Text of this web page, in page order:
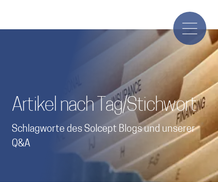
Artikel nach Tag/Stichwort
Schlagworte des Solcept Blogs und unserer
Q&A